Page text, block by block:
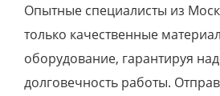
Опытные специалисты из
только качественные
оборудование, гарантируя
долговечность работы.